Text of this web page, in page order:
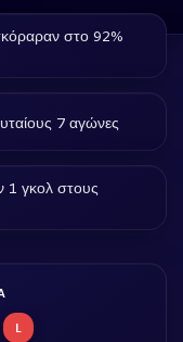
στο 92%
7 αγώνες
1 γκολ στους
L